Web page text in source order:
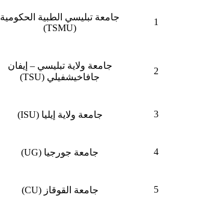
1
جامعة تبليسي الطبية الحكومية
(TSMU)
2
جامعة ولاية تبليسي – إيفان
جافاخيشفيلي (TSU)
3 جامعة ولاية إيليا (ISU)
4 جامعة جورجيا (UG)
5 جامعة القوقاز (CU)